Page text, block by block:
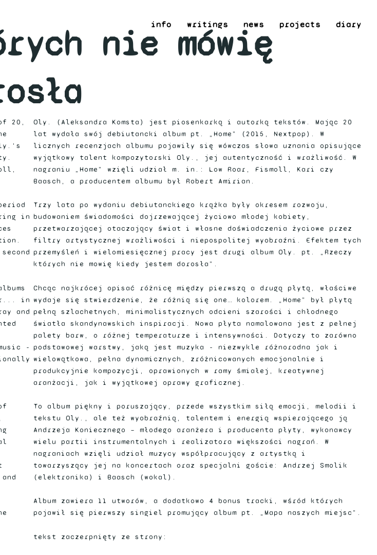
info writings news projects diary
nie mówię
20,
in
in
and
-
Oly. (Aleksandra Komsta) jest piosenkarką i autorką tekstów. Mając 20
lat wydała swój debiutancki album pt. „Home” (2015, Nextpop). W
licznych recenzjach albumu pojawiły się wówczas słowa uznania opisujące
wyjątkowy talent kompozytorski Oly., jej autentyczność i wrażliwość. W
nagraniu „Home” wzięli udział m. in.: Low Roar, Fismoll, Kari czy
Baasch, a producentem albumu był Robert Amirian.
Trzy lata po wydaniu debiutanckiego krążka były okresem rozwoju,
budowaniem świadomości dojrzewającej życiowo młodej kobiety,
przetwarzającej otaczający świat i własne doświadczenia życiowe przez
filtry artystycznej wrażliwości i niepospolitej wyobraźni. Efektem tych
przemyśleń i wielomiesięcznej pracy jest drugi album Oly. pt. „Rzeczy
których nie mowię kiedy jestem dorosła”.
Chcąc najkrócej opisać różnicę między pierwszą a drugą płytą, właściwe
wydaje się stwierdzenie, że różnią się one… kolorem. „Home” był płytą
pełną szlachetnych, minimalistycznych odcieni szarości i chłodnego
światła skandynawskich inspiracji. Nowa płyta namalowana jest z pełnej
palety barw, o różnej temperaturze i intensywności. Dotyczy to zarówno
podstawowej warstwy, jaką jest muzyka - niezwykle różnorodna jak i
wielowątkowa, pełna dynamicznych, zróżnicowanych emocjonalnie i
produkcyjnie kompozycji, oprawionych w ramy śmiałej, kreatywnej
aranżacji, jak i wyjątkowej oprawy graficznej.
To album piękny i poruszający, przede wszystkim siłą emocji, melodii i
tekstu Oly., ale też wyobraźnią, talentem i energią wspierającego ją
Andrzeja Koniecznego – młodego aranżera i producenta płyty, wykonawcy
wielu partii instrumentalnych i realizatora większości nagrań. W
nagraniach wzięli udział muzycy współpracujący z artystką i
towarzyszący jej na koncertach oraz specjalni goście: Andrzej Smolik
(elektronika) i Baasch (wokal).
Album zawiera 11 utworów, a dodatkowo 4 bonus tracki, wśród których
pojawił się pierwszy singiel promujący album pt. „Mapa naszych miejsc”.
tekst zaczerpnięty ze strony: